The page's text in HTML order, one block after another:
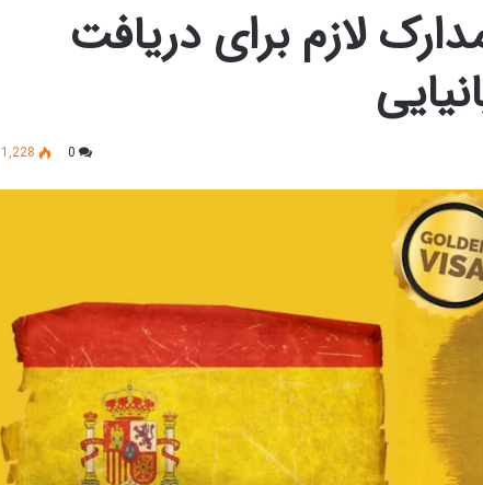
لازم برای دریافت
0
1,228